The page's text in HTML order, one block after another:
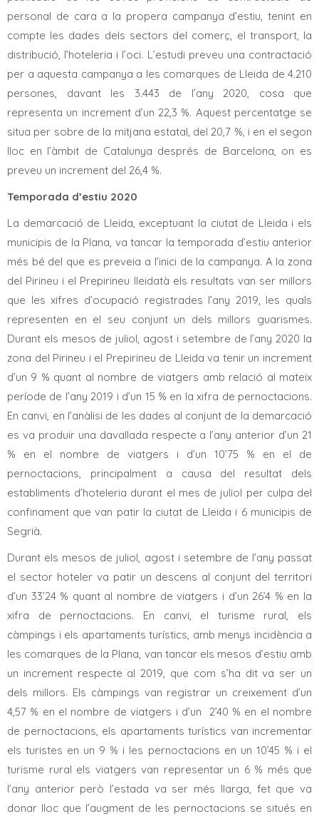
personal de cara a la propera campanya d’estiu, tenint en
compte les dades dels sectors del comerç, el transport, la
distribució, l’hoteleria i l’oci. L’estudi preveu una contractació
per a aquesta campanya a les comarques de Lleida de 4.210
persones, davant les 3.443 de l’any 2020, cosa que
representa un increment d’un 22,3 %. Aquest percentatge se
situa per sobre de la mitjana estatal, del 20,7 %, i en el segon
lloc en l’àmbit de Catalunya després de Barcelona, on es
preveu un increment del 26,4 %.
Temporada d’estiu 2020
La demarcació de Lleida, exceptuant la ciutat de Lleida i els
municipis de la Plana, va tancar la temporada d’estiu anterior
més bé del que es preveia a l’inici de la campanya. A la zona
del Pirineu i el Prepirineu lleidatà els resultats van ser millors
que les xifres d’ocupació registrades l’any 2019, les quals
representen en el seu conjunt un dels millors guarismes.
Durant els mesos de juliol, agost i setembre de l’any 2020 la
zona del Pirineu i el Prepirineu de Lleida va tenir un increment
d’un 9 % quant al nombre de viatgers amb relació al mateix
període de l’any 2019 i d’un 15 % en la xifra de pernoctacions.
En canvi, en l’anàlisi de les dades al conjunt de la demarcació
es va produir una davallada respecte a l’any anterior d’un 21
% en el nombre de viatgers i d’un 10’75 % en el de
pernoctacions, principalment a causa del resultat dels
establiments d’hoteleria durant el mes de juliol per culpa del
confinament que van patir la ciutat de Lleida i 6 municipis de
Segrià.
Durant els mesos de juliol, agost i setembre de l’any passat
el sector hoteler va patir un descens al conjunt del territori
d’un 33’24 % quant al nombre de viatgers i d’un 26’4 % en la
xifra de pernoctacions. En canvi, el turisme rural, els
càmpings i els apartaments turístics, amb menys incidència a
les comarques de la Plana, van tancar els mesos d’estiu amb
un increment respecte al 2019, que com s’ha dit va ser un
dels millors. Els càmpings van registrar un creixement d’un
4,57 % en el nombre de viatgers i d’un 2’40 % en el nombre
de pernoctacions, els apartaments turístics van incrementar
els turistes en un 9 % i les pernoctacions en un 10’45 % i el
turisme rural els viatgers van representar un 6 % més que
l’any anterior però l’estada va ser més llarga, fet que va
donar lloc que l’augment de les pernoctacions se situés en